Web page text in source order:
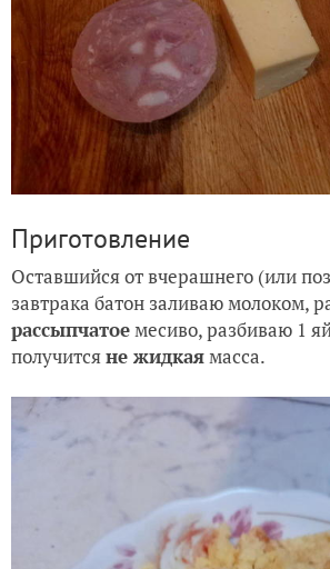
Приготовление
Оставшийся от вчерашнего (или
завтрака батон заливаю молоком,
рассыпчатоемесиво, разбиваю 1
получитсяне жидкаямасса.